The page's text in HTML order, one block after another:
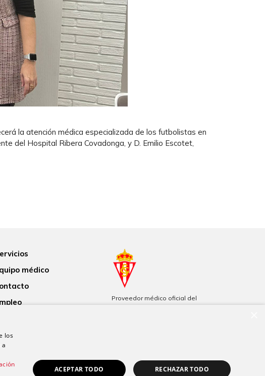
la atención médica especializada de los futbolistas en
del Hospital Ribera Covadonga, y D. Emilio Escotet,
médico
Proveedor médico oficial del
Real Sporting de Gijón
de Gijón
los
a
ACEPTAR TODO RECHAZAR TODO